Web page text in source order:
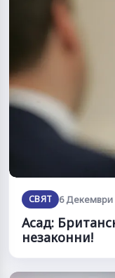
СВЯТ 6 Декември
Асад:
незаконни!